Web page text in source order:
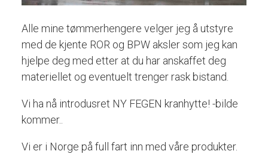
Alle mine tømmerhengere velger jeg å utstyre
med de kjente ROR og BPW aksler som jeg kan
hjelpe deg med etter at du har anskaffet deg
materiellet og eventuelt trenger rask bistand.
Vi ha nå introdusret NY FEGEN kranhytte! -bilde
kommer..
Vi er i Norge på full fart inn med våre produkter.